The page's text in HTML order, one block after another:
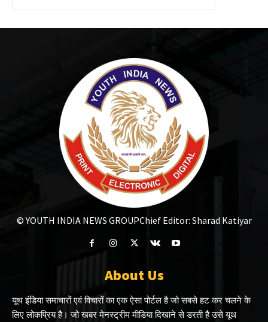
© YOUTH INDIA NEWS GROUPChief Editor: Sharad Katiyar
About Us
यूथ इंडिया समाचारों एवं विचारों का एक ऐसा पोर्टल है जो सबसे हट कर चलने के
लिए लोकप्रिय है। जो खबर मेनस्ट्रीम मीडिया दिखाने से डरती है उसे यूथ